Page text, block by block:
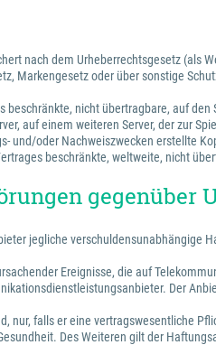
nach dem Urheberrechtsgesetz
Markengesetz oder über sonstige
nicht übertragbare, auf
auf einem weiteren Server, der zur
und/oder Nachweiszwecken erstellte
beschränkte, weltweite, nicht
gegenüber
jegliche
Ereignisse, die auf
Der
nur, falls er eine vertragswesentliche
Des Weiteren gilt der